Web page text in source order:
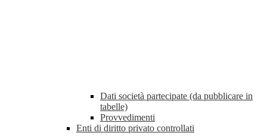
Dati società partecipate (da pubblicare in
tabelle)
Provvedimenti
Enti di diritto privato controllati